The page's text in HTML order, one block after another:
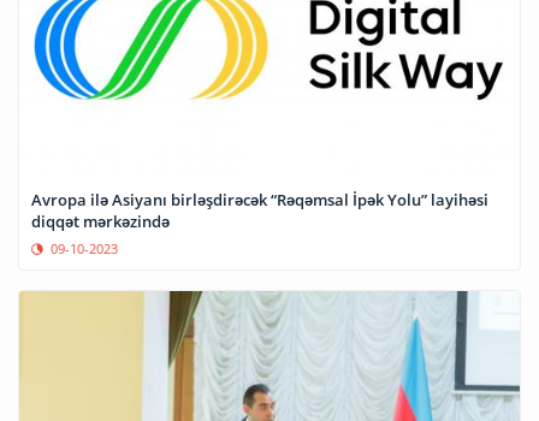
Avropa ilə Asiyanı birləşdirəcək “Rəqəmsal İpək Yolu” layihəsi
diqqət mərkəzində
09-10-2023